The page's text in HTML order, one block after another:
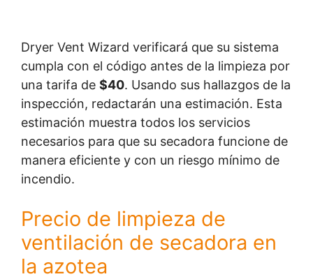
Dryer Vent Wizard verificará que su sistema
cumpla con el código antes de la limpieza por
una tarifa de $40. Usando sus hallazgos de la
inspección, redactarán una estimación. Esta
estimación muestra todos los servicios
necesarios para que su secadora funcione de
manera eficiente y con un riesgo mínimo de
incendio.
Precio de limpieza de
ventilación de secadora en
la azotea